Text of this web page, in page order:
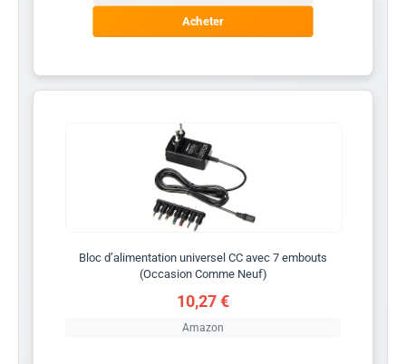
Acheter
Bloc d’alimentation universel CC avec 7 embouts
(Occasion Comme Neuf)
10,27 €
Amazon